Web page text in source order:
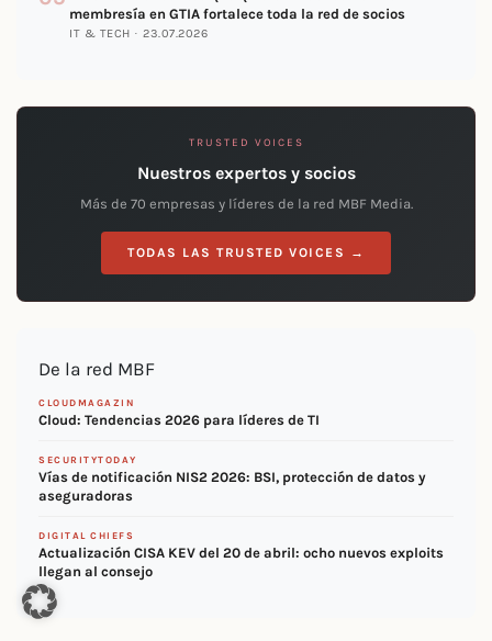
membresía en GTIA fortalece toda la red de socios
IT & TECH · 23.07.2026
TRUSTED VOICES
Nuestros expertos y socios
Más de 70 empresas y líderes de la red MBF Media.
TODAS LAS TRUSTED VOICES →
De la red MBF
CLOUDMAGAZIN
Cloud: Tendencias 2026 para líderes de TI
SECURITYTODAY
Vías de notificación NIS2 2026: BSI, protección de datos y
aseguradoras
DIGITAL CHIEFS
Actualización CISA KEV del 20 de abril: ocho nuevos exploits
llegan al consejo